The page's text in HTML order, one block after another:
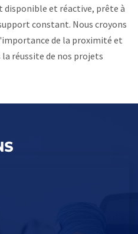
disponible et réactive, prête à
constant. Nous croyons
de la proximité et
réussite de nos projets